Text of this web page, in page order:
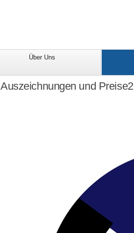
Über Uns
Auszeichnungen und Preise2